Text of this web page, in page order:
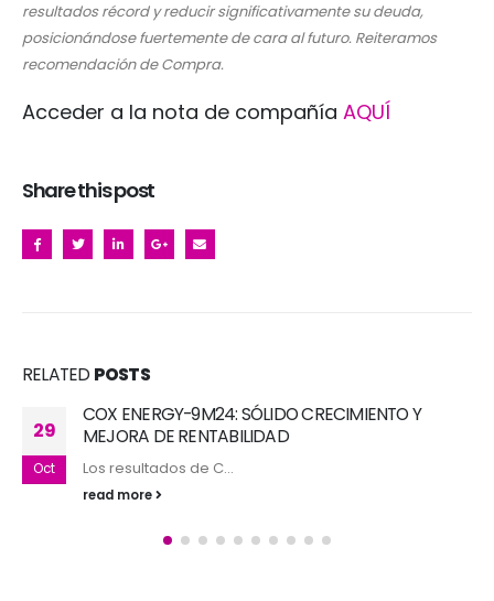
resultados récord y reducir significativamente su deuda,
posicionándose fuertemente de cara al futuro. Reiteramos
recomendación de Compra.
Acceder a la nota de compañía AQUÍ
Share this post
RELATED POSTS
27
Abr
ATRYS HEALTH – SÓLIDA EJECUCIÓN DEL PLAN DE
NEGOCIO
Aunque ajustamos a ...
read more